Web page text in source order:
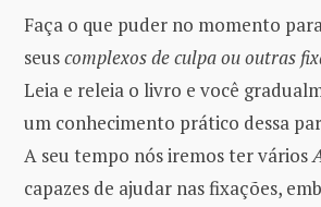
Faça o que puder no momento
seuscomplexos de culpa ou outras
Leia e releia o livro e você
um conhecimento prático dessa
A seu tempo nós iremos ter vários
capazes de ajudar nas fixações,